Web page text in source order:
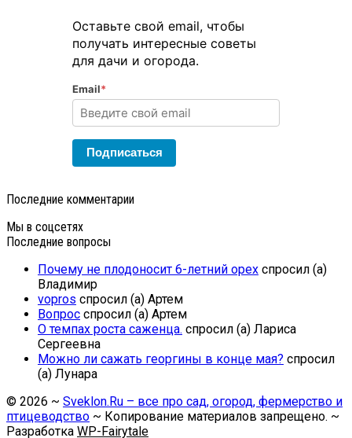
Оставьте свой email, чтобы
получать интересные советы
для дачи и огорода.
Email*
Подписаться
Последние комментарии
Мы в соцсетях
Последние вопросы
Почему не плодоносит 6-летний орех спросил (а)
Владимир
vopros спросил (а) Артем
Вопрос спросил (а) Артем
О темпах роста саженца. спросил (а) Лариса
Сергеевна
Можно ли сажать георгины в конце мая? спросил
(а) Лунара
© 2026 ~ Sveklon.Ru – все про сад, огород, фермерство и
птицеводство ~ Копирование материалов запрещено. ~
Разработка WP-Fairytale